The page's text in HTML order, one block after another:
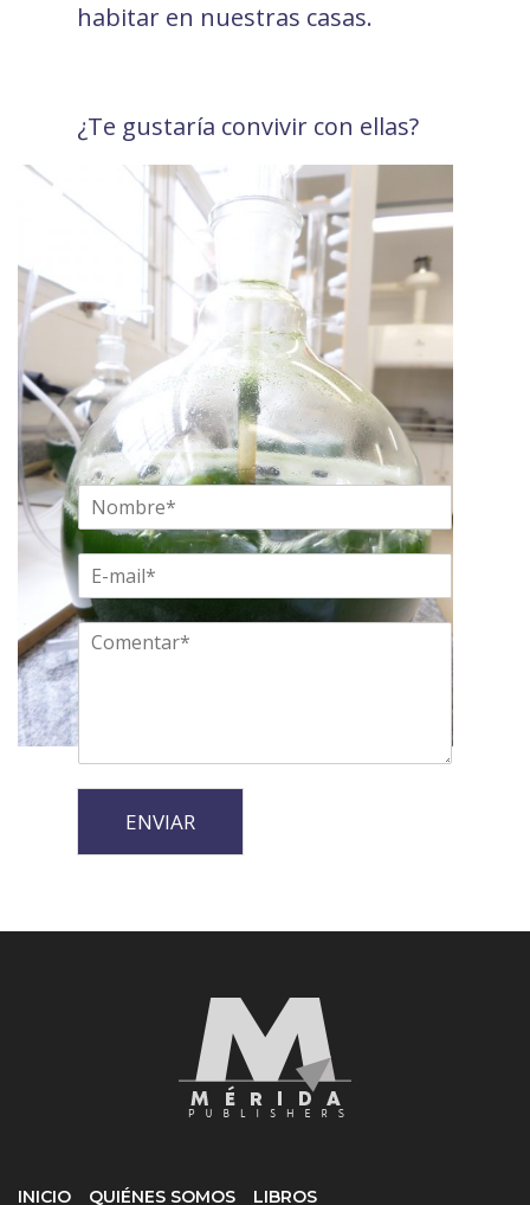
habitar en nuestras casas.
¿Te gustaría convivir con ellas?
Queremos saber tu opinión
ENVIAR
INICIO QUIÉNES SOMOS LIBROS